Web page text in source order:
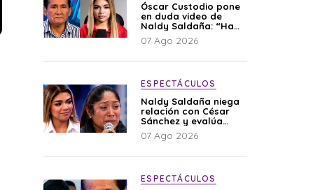
Óscar Custodio pone
en duda video de
Naldy Saldaña: “Hay
cosas que de repente
se han editado”
07 Ago 2026
ESPECTÁCULOS
Naldy Saldaña niega
relación con César
Sánchez y evalúa
denunciar a su
esposa: “Es una
07 Ago 2026
ESPECTÁCULOS